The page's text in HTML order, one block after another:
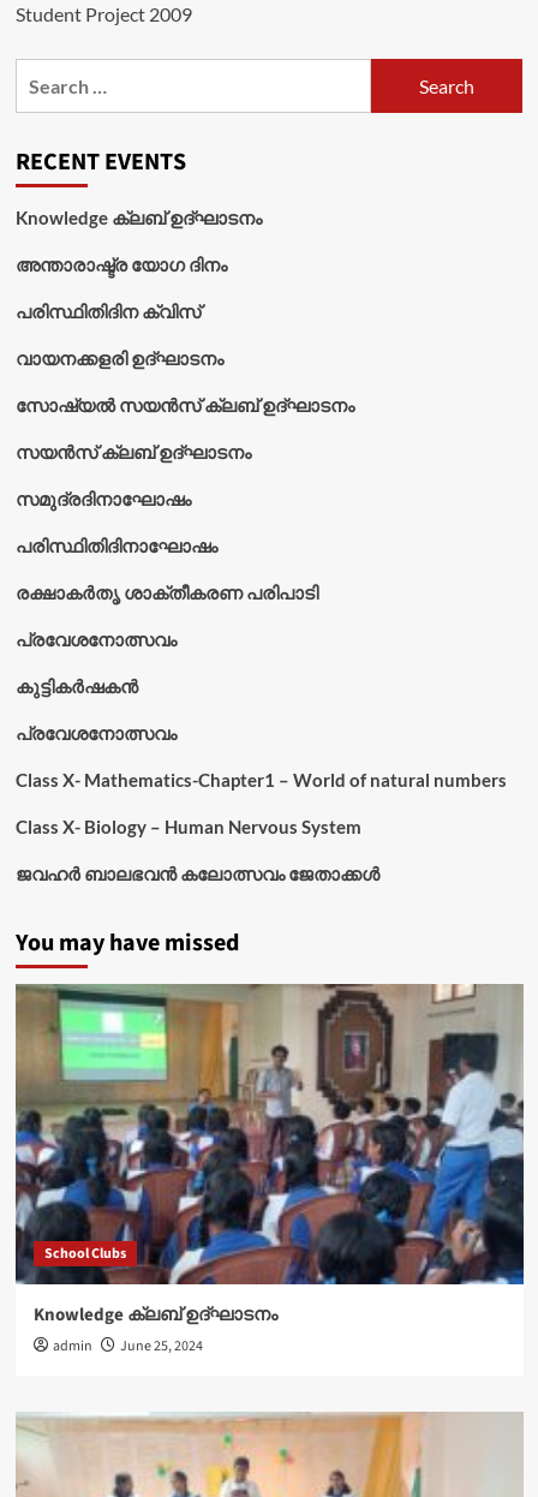
Student Project 2009
RECENT EVENTS
Knowledge ക്ലബ് ഉദ്‌ഘാടനം
അന്താരാഷ്ട്ര യോഗ ദിനം
പരിസ്ഥിതിദിന ക്വിസ്
വായനക്കളരി ഉദ്‌ഘാടനം
സോഷ്യൽ സയൻസ് ക്ലബ് ഉദ്‌ഘാടനം
സയൻസ് ക്ലബ് ഉദ്‌ഘാടനം
സമുദ്രദിനാഘോഷം
പരിസ്ഥിതിദിനാഘോഷം
രക്ഷാകർതൃ ശാക്തീകരണ പരിപാടി
പ്രവേശനോത്സവം
കുട്ടികര്‍ഷകന്‍
പ്രവേശനോത്സവം
Class X- Mathematics-Chapter1 – World of natural numbers
Class X- Biology – Human Nervous System
ജവഹർ ബാലഭവൻ കലോത്സവം ജേതാക്കൾ
You may have missed
School Clubs
Knowledge ക്ലബ് ഉദ്‌ഘാടനം
admin June 25, 2024